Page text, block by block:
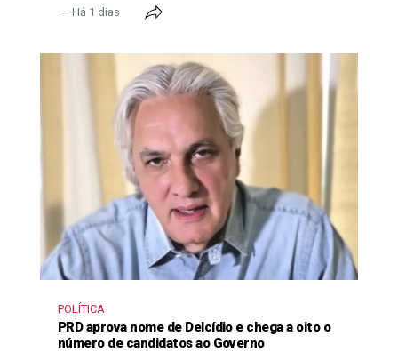
Há 1 dias
POLÍTICA
PRD aprova nome de Delcídio e chega a oito o
número de candidatos ao Governo